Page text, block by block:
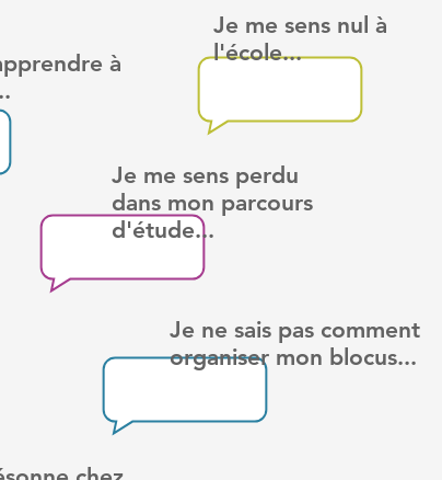
Je me sens nul à
l'école...
à
Je me sens perdu
dans mon parcours
d'étude...
Je ne sais pas comment
organiser mon blocus...